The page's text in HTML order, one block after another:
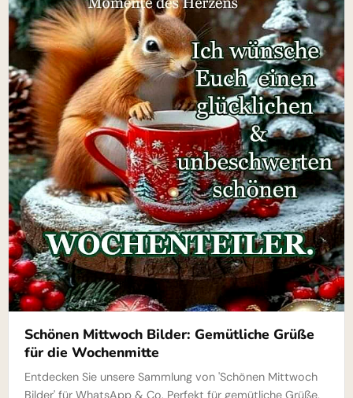
Schönen Mittwoch Bilder: Gemütliche Grüße
für die Wochenmitte
Entdecken Sie unsere Sammlung von 'Schönen Mittwoch
Bilder' für WhatsApp & Co. Perfekt für gemütliche Grüße,